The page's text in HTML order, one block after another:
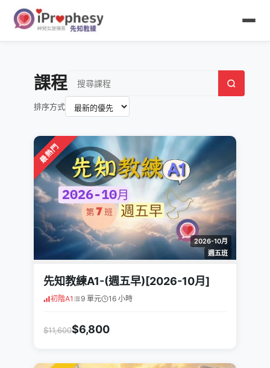
課程
排序方式
最熱門
2026-10月
週五班
先知教練A1-(週五早)[2026-10月]
初階A1 9 單元 16 小時
$11,600$6,800